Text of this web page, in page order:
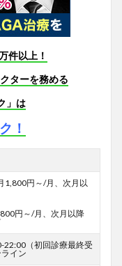
件以上！
ターを務める
」は
！
円～/月、次月以
円～/月、次月以降
（初回診療最終受
イン